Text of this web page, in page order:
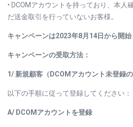
• DCOMアカウントを持っており、本人
だ送金取引を行っていないお客様。
キャンペーンは2023年8月14日から開
キャンペーンの受取方法 ：
1/ 新規顧客（ DCOM アカウント未登録の
以下の手順に従って登録してください：
A/ DCOM アカウントを登録